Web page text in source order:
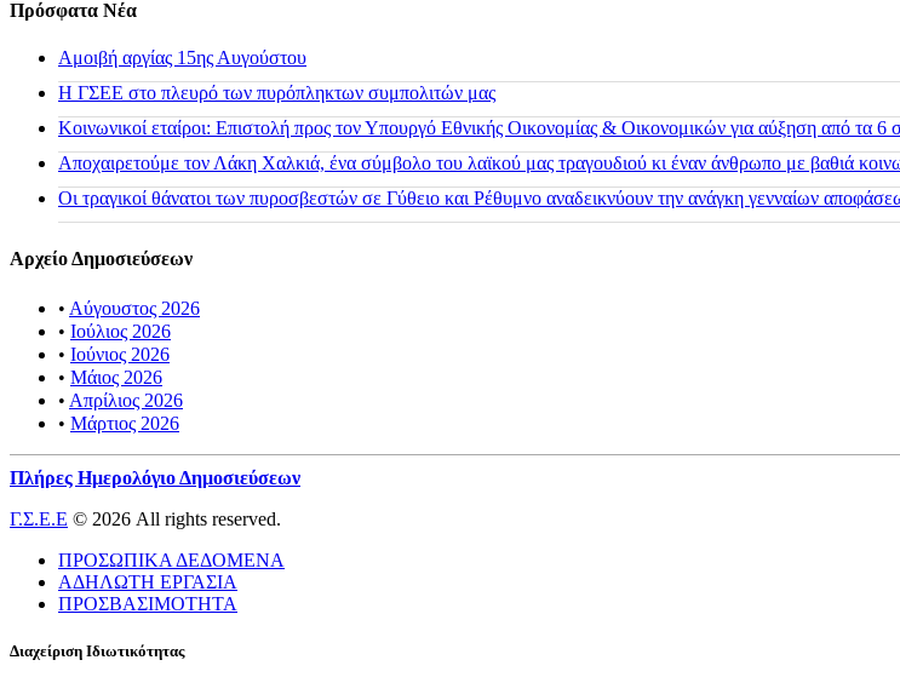
Πρόσφατα Νέα
Αμοιβή αργίας 15ης Αυγούστου
H ΓΣΕΕ στο πλευρό των πυρόπληκτων συμπολιτών μας
Κοινωνικοί εταίροι: Επιστολή προς τον Υπουργό Εθνικής Οικονομίας & Οικονομικών για αύξηση από τα
Αποχαιρετούμε τον Λάκη Χαλκιά, ένα σύμβολο του λαϊκού μας τραγουδιού κι έναν άνθρωπο με βαθιά
Οι τραγικοί θάνατοι των πυροσβεστών σε Γύθειο και Ρέθυμνο αναδεικνύουν την ανάγκη γενναίων
Αρχείο Δημοσιεύσεων
• Αύγουστος 2026
• Ιούλιος 2026
• Ιούνιος 2026
• Μάιος 2026
• Απρίλιος 2026
• Μάρτιος 2026
Πλήρες Ημερολόγιο Δημοσιεύσεων
Γ.Σ.Ε.Ε © 2026 All rights reserved.
ΠΡΟΣΩΠΙΚΑ ΔΕΔΟΜΕΝΑ
ΑΔΗΛΩΤΗ ΕΡΓΑΣΙΑ
ΠΡΟΣΒΑΣΙΜΟΤΗΤΑ
Διαχείριση Ιδιωτικότητας